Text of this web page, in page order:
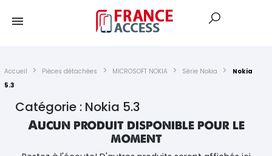
Accueil Pièces détachées MICROSOFT NOKIA Série Nokia
Nokia
5.3
Catégorie : Nokia 5.3
Aucun produit disponible pour le
moment